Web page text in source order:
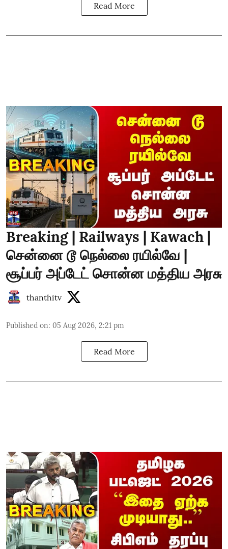
Read More
Breaking | Railways | Kawach |
சென்னை டூ நெல்லை ரயில்வே |
சூப்பர் அப்டேட் சொன்ன மத்திய அரசு
thanthitv
Published on: 05 Aug 2026, 2:21 pm
Read More